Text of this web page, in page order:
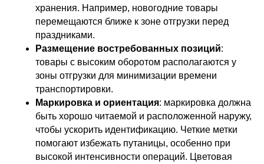
хранения. Например, новогодние товары
перемещаются ближе к зоне отгрузки перед
праздниками.
Размещение востребованных позиций:
товары с высоким оборотом располагаются у
зоны отгрузки для минимизации времени
транспортировки.
Маркировка и ориентация: маркировка должна
быть хорошо читаемой и расположенной наружу,
чтобы ускорить идентификацию. Четкие метки
помогают избежать путаницы, особенно при
высокой интенсивности операций. Цветовая